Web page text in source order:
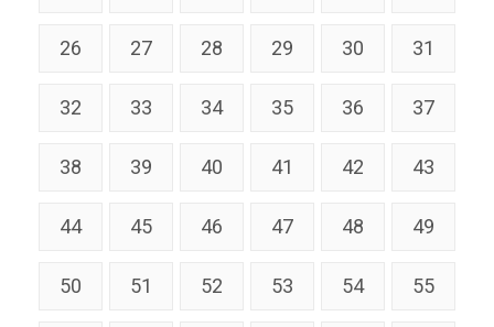
26 27 28 29 30 31
32 33 34 35 36 37
38 39 40 41 42 43
44 45 46 47 48 49
50 51 52 53 54 55